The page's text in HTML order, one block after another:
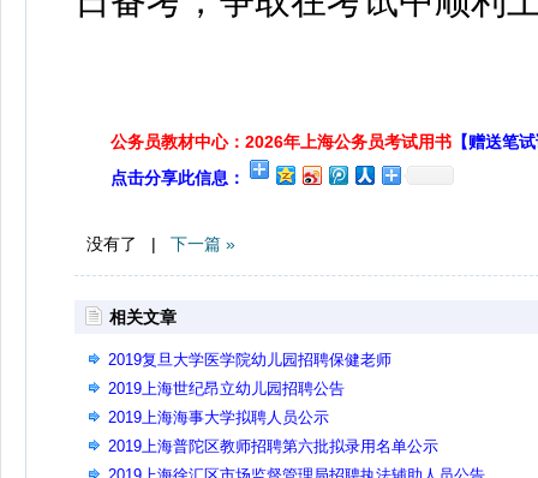
公务员教材中心：2026年上海公务员考试用书 【赠送笔
点击分享此信息：
没有了 | 下一篇 »
相关文章
2019复旦大学医学院幼儿园招聘保健老师
2019上海世纪昂立幼儿园招聘公告
2019上海海事大学拟聘人员公示
2019上海普陀区教师招聘第六批拟录用名单公示